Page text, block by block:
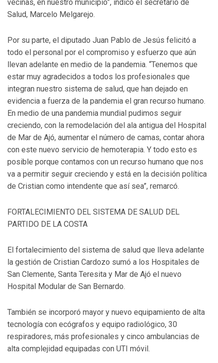
vecinas, en nuestro municipio”, indicó el secretario de
Salud, Marcelo Melgarejo.
Por su parte, el diputado Juan Pablo de Jesús felicitó a
todo el personal por el compromiso y esfuerzo que aún
llevan adelante en medio de la pandemia. “Tenemos que
estar muy agradecidos a todos los profesionales que
integran nuestro sistema de salud, que han dejado en
evidencia a fuerza de la pandemia el gran recurso humano.
En medio de una pandemia mundial pudimos seguir
creciendo, con la remodelación del ala antigua del Hospital
de Mar de Ajó, aumentar el número de camas, contar ahora
con este nuevo servicio de hemoterapia. Y todo esto es
posible porque contamos con un recurso humano que nos
va a permitir seguir creciendo y está en la decisión política
de Cristian como intendente que así sea”, remarcó.
FORTALECIMIENTO DEL SISTEMA DE SALUD DEL
PARTIDO DE LA COSTA
El fortalecimiento del sistema de salud que lleva adelante
la gestión de Cristian Cardozo sumó a los Hospitales de
San Clemente, Santa Teresita y Mar de Ajó el nuevo
Hospital Modular de San Bernardo.
También se incorporó mayor y nuevo equipamiento de alta
tecnología con ecógrafos y equipo radiológico, 30
respiradores, más profesionales y cinco ambulancias de
alta complejidad equipadas con UTI móvil.